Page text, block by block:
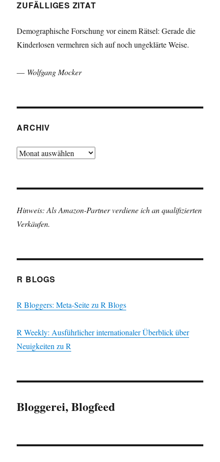
ZUFÄLLIGES ZITAT
Demographische Forschung vor einem Rätsel: Gerade die
Kinderlosen vermehren sich auf noch ungeklärte Weise.
— Wolfgang Mocker
ARCHIV
Archiv
Hinweis: Als Amazon-Partner verdiene ich an qualifizierten
Verkäufen.
R BLOGS
R Bloggers: Meta-Seite zu R Blogs
R Weekly: Ausführlicher internationaler Überblick über
Neuigkeiten zu R
Bloggerei, Blogfeed